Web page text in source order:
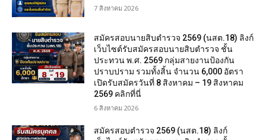
7 สิงหาคม 2026
สมัครสอบนายสิบตำรวจ 2569 (นสต.18) ลิงก์
เว็บไซต์รับสมัครสอบนายสิบตำรวจ ชั้น
ประทวน พ.ศ. 2569 กลุ่มสายงานป้องกัน
ปราบปราม รวมทั้งสิ้น จำนวน 6,000 อัตรา
เปิดรับสมัครวันที่ 8 สิงหาคม – 19 สิงหาคม
2569 คลิกที่นี่
6 สิงหาคม 2026
สมัครสอบตํารวจ 2569 (นสต.18) ลิงก์